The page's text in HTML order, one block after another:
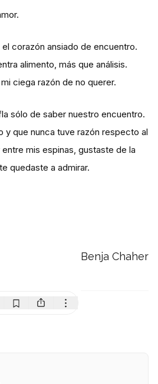
corazón ansiado de encuentro.
alimento, más que análisis.
ciega razón de no querer.
sólo de saber nuestro encuentro.
y que nunca tuve razón respecto al
mis espinas, gustaste de la
quedaste a admirar.
Benja Chaher